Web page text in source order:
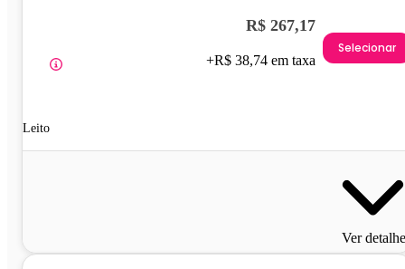
Leito
R$ 267,17
+R$ 38,74 em taxa
Selecionar
Ver